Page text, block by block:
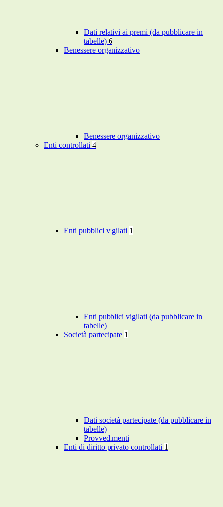
Dati relativi ai premi (da pubblicare in
tabelle) 6
Benessere organizzativo
Benessere organizzativo
Enti controllati 4
Enti pubblici vigilati 1
Enti pubblici vigilati (da pubblicare in
tabelle)
Società partecipate 1
Dati società partecipate (da pubblicare in
tabelle)
Provvedimenti
Enti di diritto privato controllati 1